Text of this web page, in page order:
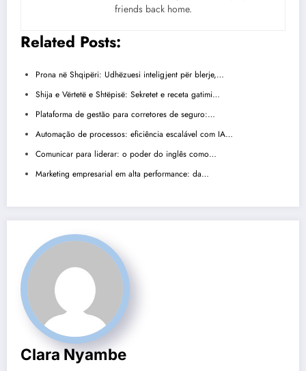
friends back home.
Related Posts:
Prona në Shqipëri: Udhëzuesi inteligjent për blerje,…
Shija e Vërtetë e Shtëpisë: Sekretet e receta gatimi…
Plataforma de gestão para corretores de seguro:…
Automação de processos: eficiência escalável com IA…
Comunicar para liderar: o poder do inglês como…
Marketing empresarial em alta performance: da…
Clara Nyambe